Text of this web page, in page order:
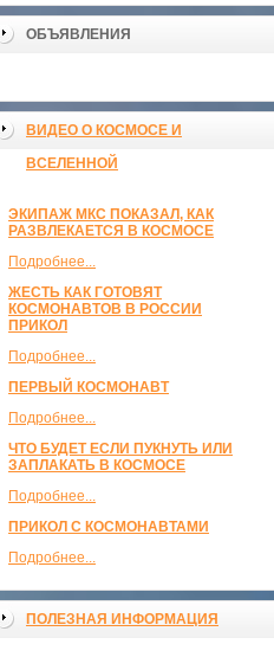
ОБЪЯВЛЕНИЯ
ВИДЕО О КОСМОСЕ И
ВСЕЛЕННОЙ
ЭКИПАЖ МКС ПОКАЗАЛ, КАК
РАЗВЛЕКАЕТСЯ В КОСМОСЕ
Подробнее...
ЖЕСТЬ КАК ГОТОВЯТ
КОСМОНАВТОВ В РОССИИ
ПРИКОЛ
Подробнее...
ПЕРВЫЙ КОСМОНАВТ
Подробнее...
ЧТО БУДЕТ ЕСЛИ ПУКНУТЬ ИЛИ
ЗАПЛАКАТЬ В КОСМОСЕ
Подробнее...
ПРИКОЛ С КОСМОНАВТАМИ
Подробнее...
ПОЛЕЗНАЯ ИНФОРМАЦИЯ